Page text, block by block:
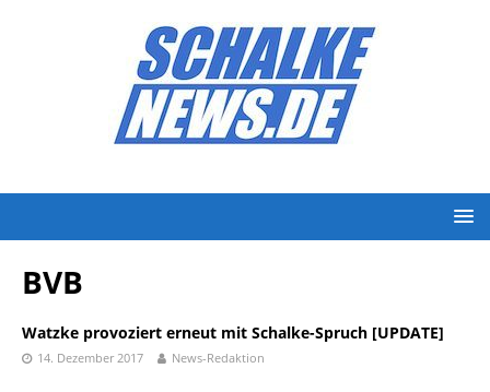
BVB
Watzke provoziert erneut mit Schalke-Spruch [UPDATE]
14. Dezember 2017 News-Redaktion